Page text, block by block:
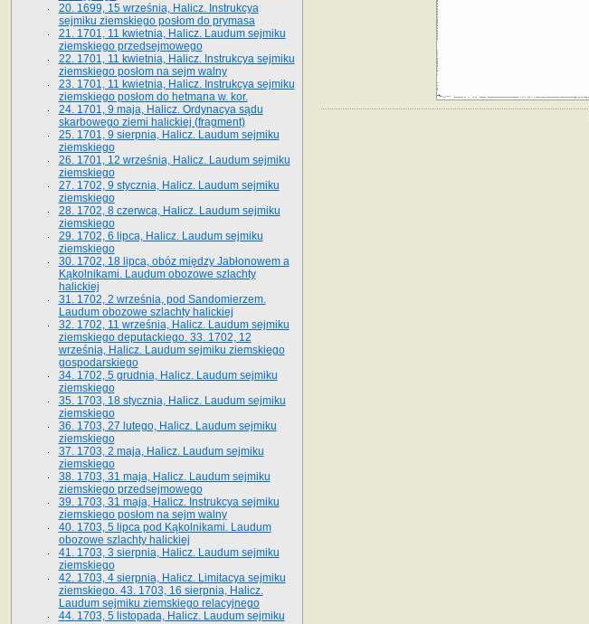
20. 1699, 15 września, Halicz. Instrukcya
sejmiku ziemskiego posłom do prymasa
21. 1701, 11 kwietnia, Halicz. Laudum sejmiku
ziemskiego przedsejmowego
22. 1701, 11 kwietnia, Halicz. Instrukcya sejmiku
ziemskiego posłom na sejm walny
23. 1701, 11 kwietnia, Halicz. Instrukcya sejmiku
ziemskiego posłom do hetmana w. kor.
24. 1701, 9 maja, Halicz. Ordynacya sądu
skarbowego ziemi halickiej (fragment)
25. 1701, 9 sierpnia, Halicz. Laudum sejmiku
ziemskiego
26. 1701, 12 września, Halicz. Laudum sejmiku
ziemskiego
27. 1702, 9 stycznia, Halicz. Laudum sejmiku
ziemskiego
28. 1702, 8 czerwca, Halicz. Laudum sejmiku
ziemskiego
29. 1702, 6 lipca, Halicz. Laudum sejmiku
ziemskiego
30. 1702, 18 lipca, obóz między Jabłonowem a
Kąkolnikami. Laudum obozowe szlachty
halickiej
31. 1702, 2 września, pod Sandomierzem.
Laudum obozowe szlachty halickiej
32. 1702, 11 września, Halicz. Laudum sejmiku
ziemskiego deputackiego. 33. 1702, 12
września, Halicz. Laudum sejmiku ziemskiego
gospodarskiego
34. 1702, 5 grudnia, Halicz. Laudum sejmiku
ziemskiego
35. 1703, 18 stycznia, Halicz. Laudum sejmiku
ziemskiego
36. 1703, 27 lutego, Halicz. Laudum sejmiku
ziemskiego
37. 1703, 2 maja, Halicz. Laudum sejmiku
ziemskiego
38. 1703, 31 maja, Halicz. Laudum sejmiku
ziemskiego przedsejmowego
39. 1703, 31 maja, Halicz. Instrukcya sejmiku
ziemskiego posłom na sejm walny
40. 1703, 5 lipca pod Kąkolnikami. Laudum
obozowe szlachty halickiej
41­. 1703, 3 sierpnia, Halicz. Laudum sejmiku
ziemskiego
42. 1703, 4 sierpnia, Halicz. Limitacya sejmiku
ziemskiego. 43. 1703, 16 sierpnia, Halicz.
Laudum sejmiku ziemskiego relacyjnego
44. 1703, 5 listopada, Halicz. Laudum sejmiku